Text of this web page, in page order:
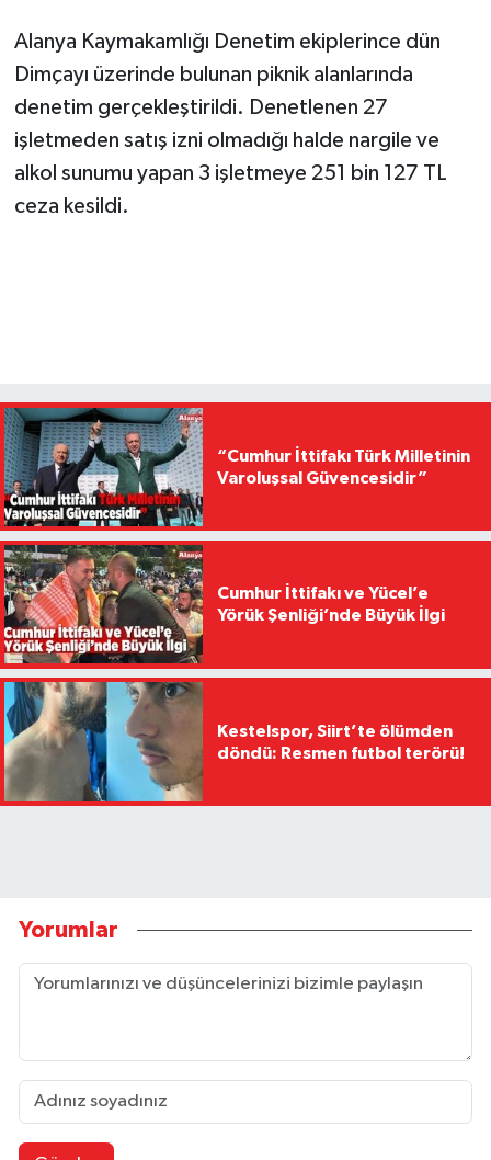
Alanya Kaymakamlığı Denetim ekiplerince dün
Dimçayı üzerinde bulunan piknik alanlarında
denetim gerçekleştirildi. Denetlenen 27
işletmeden satış izni olmadığı halde nargile ve
alkol sunumu yapan 3 işletmeye 251 bin 127 TL
ceza kesildi.
“Cumhur İttifakı Türk Milletinin
Varoluşsal Güvencesidir”
Cumhur İttifakı ve Yücel’e
Yörük Şenliği’nde Büyük İlgi
Kestelspor, Siirt’te ölümden
döndü: Resmen futbol terörü!
Yorumlar